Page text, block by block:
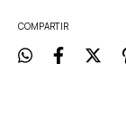
COMPARTIR